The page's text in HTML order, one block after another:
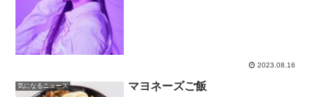
2023.08.16
気になるニュース マヨネーズご飯